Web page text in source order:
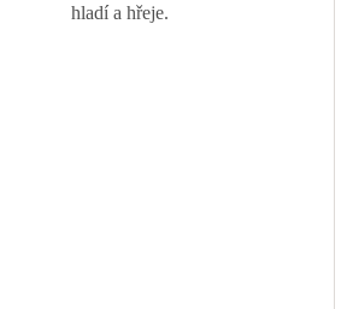
hladí a hřeje.